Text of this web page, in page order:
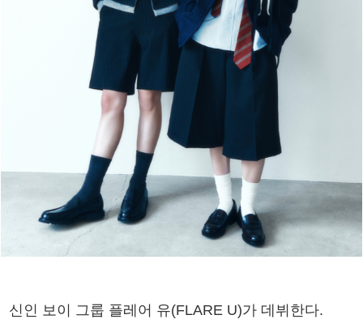
신인 보이 그룹 플레어 유(FLARE U)가 데뷔한다.